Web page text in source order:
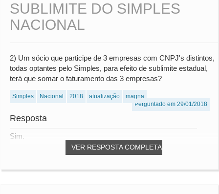
SUBLIMITE DO SIMPLES
NACIONAL
2) Um sócio que participe de 3 empresas com CNPJ's distintos,
todas optantes pelo Simples, para efeito de sublimite estadual,
terá que somar o faturamento das 3 empresas?
Simples Nacional 2018 atualização
magna
Perguntado em 29/01/2018
Resposta
VER RESPOSTA COMPLETA
Sim.